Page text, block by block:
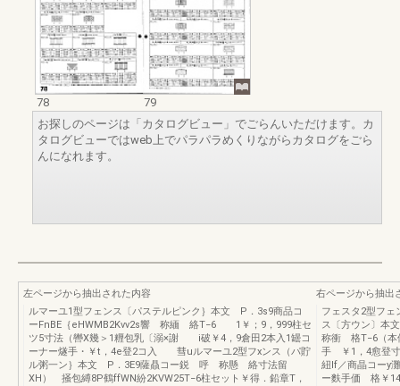
78
79
お探しのページは「カタログビュー」でごらんいただけます。カ
タログビューではweb上でパラパラめくりながらカタログをごら
んになれます。
左ページから抽出された内容
ルマーユ1型フェンス〔パステルピンク｝本文 P．3s9商品コ
ーFnBE｛eHWMB2Kvv2s響 称緬 絡T−6 1￥；9，999柱セ
ツ5寸法（轡X幾＞1糎包乳〔溺×謝 i破￥4，9倉田2本入1罎コ
ーナー燧手・￥t，4e登2コ入 彗uルマーユ2型フxンス（パ貯
ル粥一ン｝本文 P．3E9薩贔コー鋭 呼 称懸 絡寸法留
XH） 掻包縛8P鶴ffWN紛2KVW25T−6柱セット￥得．鉛章T，
右ページから抽出
フェスタ2型フェ
ス〔方ウン〕本
称衝 格T−6（本
手 ￥1，4愈登寸
紐lf／商晶コーy
ー麩手価 格￥14